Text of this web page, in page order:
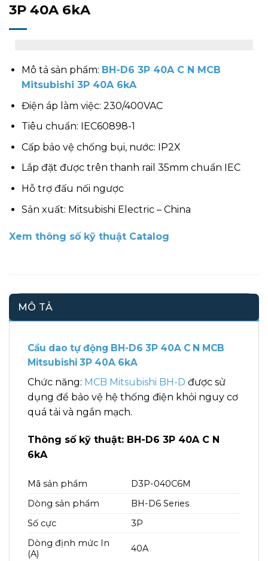
3P 40A 6kA
Mô tả sản phẩm: BH-D6 3P 40A C N MCB
Mitsubishi 3P 40A 6kA
Điện áp làm việc: 230/400VAC
Tiêu chuẩn: IEC60898-1
Cấp bảo vệ chống bụi, nước: IP2X
Lắp đặt được trên thanh rail 35mm chuẩn IEC
Hỗ trợ đấu nối ngược
Sản xuất: Mitsubishi Electric – China
Xem thông số kỹ thuật Catalog
MÔ TẢ
Cầu dao tự động BH-D6 3P 40A C N MCB
Mitsubishi 3P 40A 6kA
Chức năng: MCB Mitsubishi BH-D được sử
dụng để bảo vệ hệ thống điện khỏi nguy cơ
quá tải và ngắn mạch.
Thông số kỹ thuật: BH-D6 3P 40A C N
6kA
Mã sản phẩm
D3P-040C6M
Dòng sản phẩm
BH-D6 Series
Số cực
3P
Dòng định mức In
(A)
40A